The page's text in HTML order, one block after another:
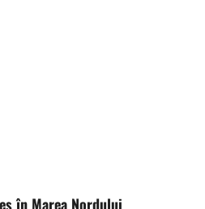
în Marea Nordului